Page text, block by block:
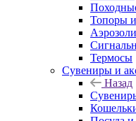
Топоры
Термосы
Сувениры и
Назад